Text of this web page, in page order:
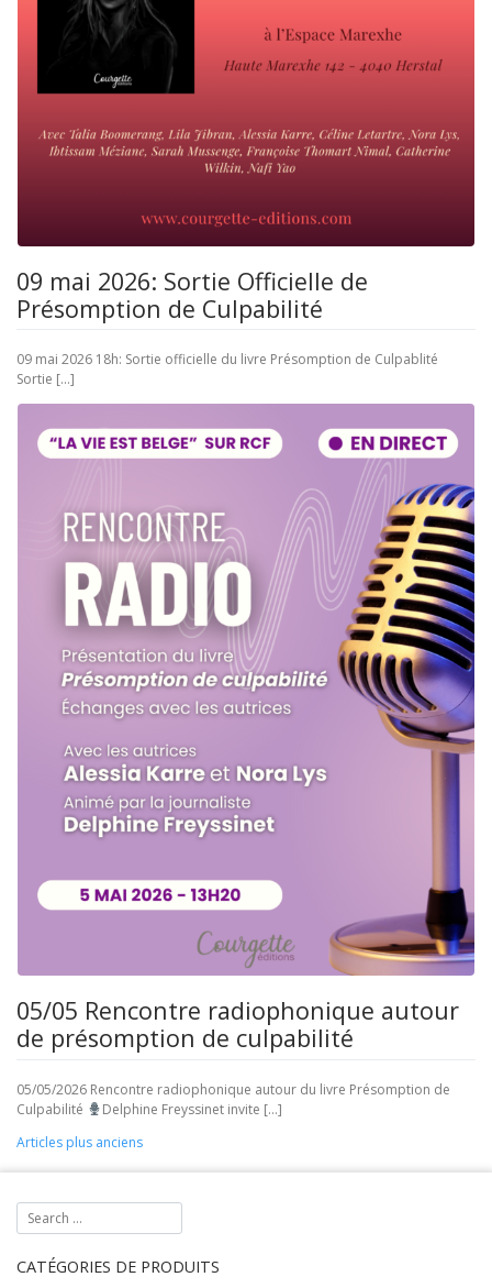
09 mai 2026: Sortie Officielle de
Présomption de Culpabilité
09 mai 2026 18h: Sortie officielle du livre Présomption de Culpablité
Sortie […]
05/05 Rencontre radiophonique autour
de présomption de culpabilité
05/05/2026 Rencontre radiophonique autour du livre Présomption de
Culpabilité
Delphine Freyssinet invite […]
Navigation
des
articles
Articles plus anciens
CATÉGORIES DE PRODUITS